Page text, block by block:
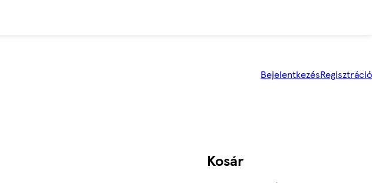
BejelentkezésRegisztráció
Kosár